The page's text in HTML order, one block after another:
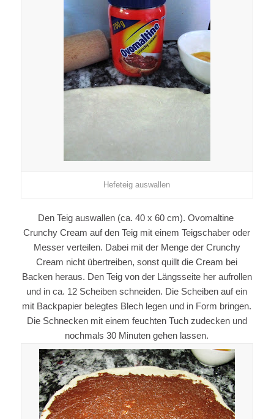
Hefeteig auswallen
Den Teig auswallen (ca. 40 x 60 cm). Ovomaltine
Crunchy Cream auf den Teig mit einem Teigschaber oder
Messer verteilen. Dabei mit der Menge der Crunchy
Cream nicht übertreiben, sonst quillt die Cream bei
Backen heraus. Den Teig von der Längsseite her aufrollen
und in ca. 12 Scheiben schneiden. Die Scheiben auf ein
mit Backpapier belegtes Blech legen und in Form bringen.
Die Schnecken mit einem feuchten Tuch zudecken und
nochmals 30 Minuten gehen lassen.